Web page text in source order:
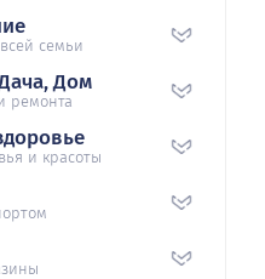
семьи
Дом
ремонта
и красоты